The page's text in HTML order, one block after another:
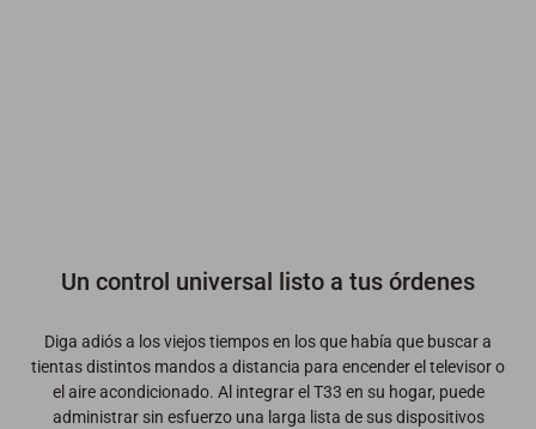
Un control universal listo a tus órdenes
Diga adiós a los viejos tiempos en los que había que buscar a
tientas distintos mandos a distancia para encender el televisor o
el aire acondicionado. Al integrar el T33 en su hogar, puede
administrar sin esfuerzo una larga lista de sus dispositivos